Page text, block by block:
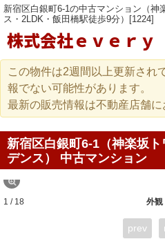
新宿区白銀町6-1の中古マンション（神
ス・2LDK・飯田橋駅徒歩9分）[1224]
株式会社ｅｖｅｒｙ
この物件は2週間以上更新され
報でない可能性があります。
最新の販売情報は不動産店舗に
新宿区白銀町6-1（神楽坂
デンス） 中古マンション
外観
1 / 18
prev